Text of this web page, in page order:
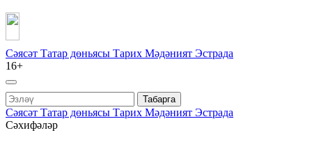
Сәясәт Татар дөньясы Тарих Мәдәният Эстрада
16+
Табарга
Сәясәт Татар дөньясы Тарих Мәдәният Эстрада
Сәхифәләр